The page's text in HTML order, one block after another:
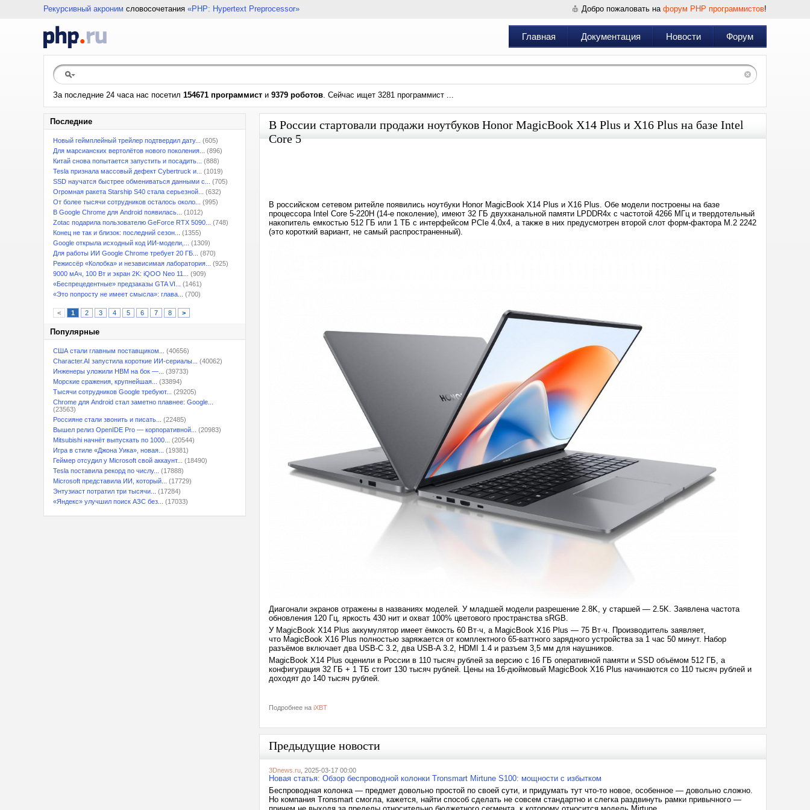
Рекурсивный акроним словосочетания «PHP: Hypertext Preprocessor» Добро пожаловать на форум PHP программистов!
Главная Документация Новости Форум
За последние 24 часа нас посетил 154671 программист и 9379 роботов. Сейчас ищет 3281 программист ...
Последние
Новый геймплейный трейлер подтвердил дату...
(605)
Для марсианских вертолётов нового поколения...
(896)
Китай снова попытается запустить и посадить...
(888)
Tesla признала массовый дефект Cybertruck и...
(1019)
SSD научатся быстрее обмениваться данными с...
(705)
Огромная ракета Starship S40 стала серьезной...
(632)
От более тысячи сотрудников осталось около...
(995)
В Google Chrome для Android появилась...
(1012)
Zotac подарила пользователю GeForce RTX 5090...
(748)
Конец не так и близок: последний сезон...
(1355)
Google открыла исходный код ИИ-модели,...
(1309)
Для работы ИИ Google Chrome требует 20 ГБ...
(870)
Режиссёр «Колобка» и независимая лаборатория...
(925)
9000 мАч, 100 Вт и экран 2K: iQOO Neo 11...
(909)
«Беспрецедентные» предзаказы GTA VI...
(1461)
«Это попросту не имеет смысла»: глава...
(700)
< 1 2 3 4 5 6 7 8 >
Популярные
США стали главным поставщиком...
(40656)
Character.AI запустила короткие ИИ-сериалы...
(40062)
Инженеры уложили HBM на бок —...
(39733)
Морские сражения, крупнейшая...
(33894)
Тысячи сотрудников Google требуют...
(29205)
Chrome для Android стал заметно плавнее: Google...
(23563)
Россияне стали звонить и писать...
(22485)
Вышел релиз OpenIDE Pro — корпоративной...
(20983)
Mitsubishi начнёт выпускать по 1000...
(20544)
Игра в стиле «Джона Уика», новая...
(19381)
Геймер отсудил у Microsoft свой аккаунт...
(18490)
Tesla поставила рекорд по числу...
(17888)
Microsoft представила ИИ, который...
(17729)
Энтузиаст потратил три тысячи...
(17284)
«Яндекс» улучшил поиск АЗС без...
(17033)
В России стартовали продажи ноутбуков Honor MagicBook X14 Plus и X16 Plus на базе Intel
Core 5
В российском сетевом ритейле появились ноутбуки Honor MagicBook X14 Plus и X16 Plus. Обе модели построены на базе
процессора Intel Core 5-220H (14-е поколение), имеют 32 ГБ двухканальной памяти LPDDR4x с частотой 4266 МГц и твердотельный
накопитель емкостью 512 ГБ или 1 ТБ с интерфейсом PCIe 4.0x4, а также в них предусмотрен второй слот форм-фактора M.2 2242
(это короткий вариант, не самый распространенный).
Диагонали экранов отражены в названиях моделей. У младшей модели разрешение 2.8K, у старшей — 2.5K. Заявлена частота
обновления 120 Гц, яркость 430 нит и охват 100% цветового пространства sRGB.
У MagicBook X14 Plus аккумулятор имеет ёмкость 60 Вт·ч, а MagicBook X16 Plus — 75 Вт·ч. Производитель заявляет,
что MagicBook X16 Plus полностью заряжается от комплектного 65-ваттного зарядного устройства за 1 час 50 минут. Набор
разъёмов включает два USB-C 3.2, два USB-A 3.2, HDMI 1.4 и разъем 3,5 мм для наушников.
MagicBook X14 Plus оценили в России в 110 тысяч рублей за версию с 16 ГБ оперативной памяти и SSD объёмом 512 ГБ, а
конфигурация 32 ГБ + 1 ТБ стоит 130 тысяч рублей. Цены на 16-дюймовый MagicBook X16 Plus начинаются со 110 тысяч рублей и
доходят до 140 тысяч рублей.
Подробнее на iXBT
Предыдущие новости
3Dnews.ru , 2025-03-17 00:00
Новая статья: Обзор беспроводной колонки Tronsmart Mirtune S100: мощности с избытком
Беспроводная колонка — предмет довольно простой по своей сути, и придумать тут что-то новое, особенное — довольно сложно.
Но компания Tronsmart смогла, кажется, найти способ сделать не совсем стандартно и слегка раздвинуть рамки привычного —